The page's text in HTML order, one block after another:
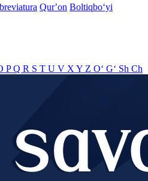
Qurʼon Boltiqbo‘yi
PQ R S T U V X Y Z O‘ G‘ Sh Ch